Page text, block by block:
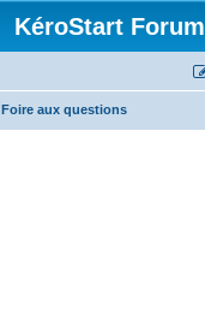
KéroStart Forum
Foire aux questions